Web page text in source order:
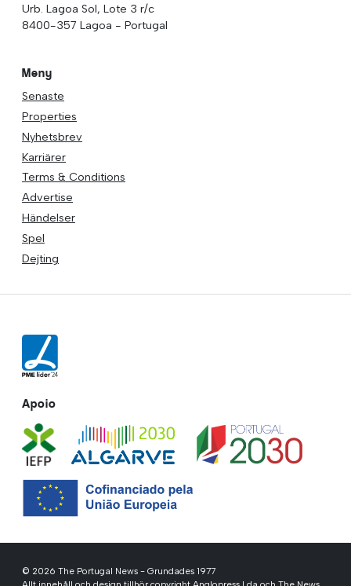
Urb. Lagoa Sol, Lote 3 r/c
8400-357 Lagoa - Portugal
Meny
Senaste
Properties
Nyhetsbrev
Karriärer
Terms & Conditions
Advertise
Händelser
Spel
Dejting
Apoio
© 2026 The Portugal News - Grundades 1977